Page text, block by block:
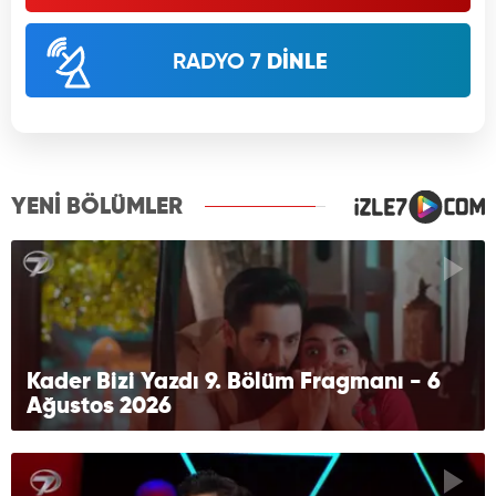
RADYO 7 DİNLE
YENİ BÖLÜMLER
Kader Bizi Yazdı 9. Bölüm Fragmanı - 6
Ağustos 2026